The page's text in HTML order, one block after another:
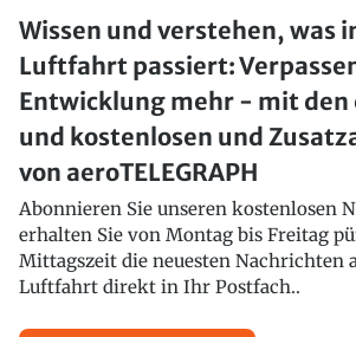
Wissen und verstehen, was
Luftfahrt passiert:
Entwicklung mehr - mit den
und kostenlosen und
von aeroTELEGRAPH
Abonnieren Sie unseren kostenlosen
erhalten Sie von Montag bis Freitag
Mittagszeit die neuesten Nachrichten
Luftfahrt direkt in Ihr Postfach..